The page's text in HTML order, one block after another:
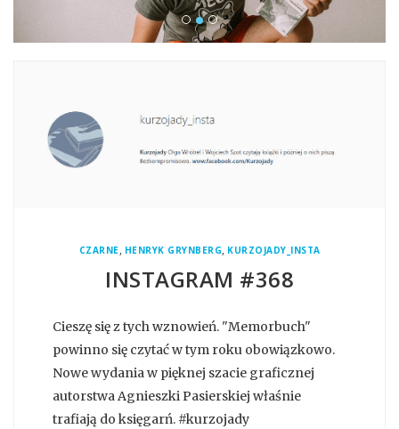
CZARNE, HENRYK GRYNBERG, KURZOJADY_INSTA
INSTAGRAM #368
Cieszę się z tych wznowień. "Memorbuch"
powinno się czytać w tym roku obowiązkowo.
Nowe wydania w pięknej szacie graficznej
autorstwa Agnieszki Pasierskiej właśnie
trafiają do księgarń. #kurzojady